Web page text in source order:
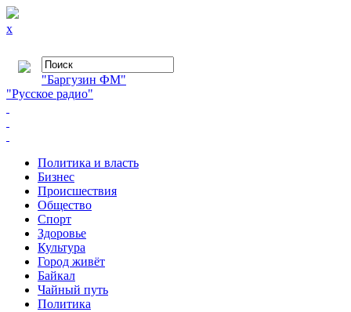
x
"Баргузин ФМ"
"Русское радио"
Политика и власть
Бизнес
Происшествия
Общество
Cпорт
Здоровье
Культура
Город живёт
Байкал
Чайный путь
Политика